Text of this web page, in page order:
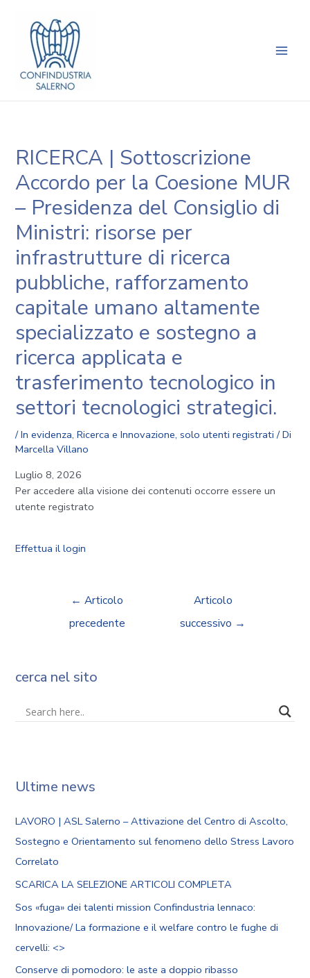
contenuto
RICERCA | Sottoscrizione
Accordo per la Coesione MUR
– Presidenza del Consiglio di
Ministri: risorse per
infrastrutture di ricerca
pubbliche, rafforzamento
capitale umano altamente
specializzato e sostegno a
ricerca applicata e
trasferimento tecnologico in
settori tecnologici strategici.
/In evidenza,Ricerca e Innovazione,solo utenti registrati / Di
Marcella Villano
Luglio 8, 2026
Per accedere alla visione dei contenuti occorre essere un
utente registrato
Effettua il login
articoli
← Articolo
precedente
Articolo
successivo →
cerca nel sito
Ultime news
LAVORO | ASL Salerno – Attivazione del Centro di Ascolto,
Sostegno e Orientamento sul fenomeno dello Stress Lavoro
Correlato
SCARICA LA SELEZIONE ARTICOLI COMPLETA
Sos «fuga» dei talenti mission Confindustria lennaco:
Innovazione/ La formazione e il welfare contro le fughe di
cervelli: <>
Conserve di pomodoro: le aste a doppio ribasso